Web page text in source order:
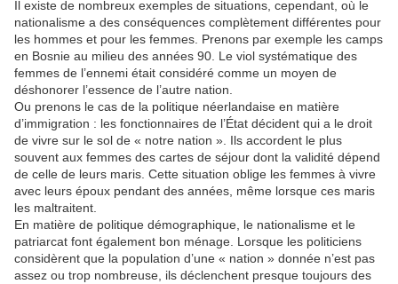
Il existe de nombreux exemples de situations, cependant, où le
nationalisme a des conséquences complètement différentes pour
les hommes et pour les femmes. Prenons par exemple les camps
en Bosnie au milieu des années 90. Le viol systématique des
femmes de l’ennemi était considéré comme un moyen de
déshonorer l’essence de l’autre nation.
Ou prenons le cas de la politique néerlandaise en matière
d’immigration : les fonctionnaires de l’État décident qui a le droit
de vivre sur le sol de « notre nation ». Ils accordent le plus
souvent aux femmes des cartes de séjour dont la validité dépend
de celle de leurs maris. Cette situation oblige les femmes à vivre
avec leurs époux pendant des années, même lorsque ces maris
les maltraitent.
En matière de politique démographique, le nationalisme et le
patriarcat font également bon ménage. Lorsque les politiciens
considèrent que la population d’une « nation » donnée n’est pas
assez ou trop nombreuse, ils déclenchent presque toujours des